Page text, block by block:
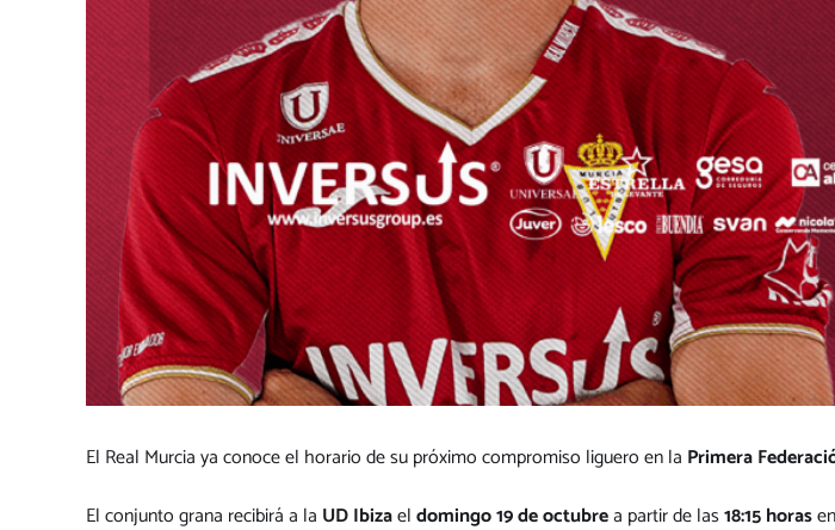
El Real Murcia ya conoce el horario de su próximo compromiso liguero en la Primera
El conjunto grana recibirá a la UD Ibizaeldomingo 19 de octubrea partir de las18:15 horas